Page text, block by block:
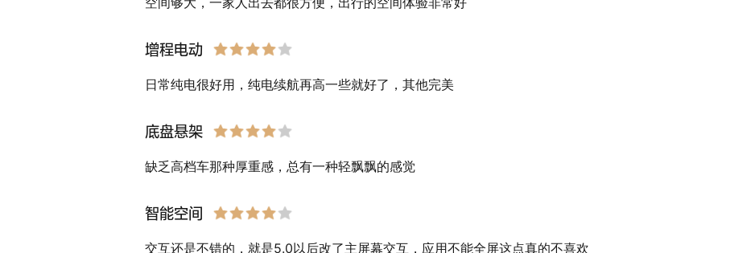
增程电动
日常纯电很好用，纯电续航再高一些就好了，其他完美
底盘悬架
缺乏高档车那种厚重感，总有一种轻飘飘的感觉
智能空间
交互还是不错的，就是5.0以后改了主屏幕交互，应用不能全屏这点真的不喜欢